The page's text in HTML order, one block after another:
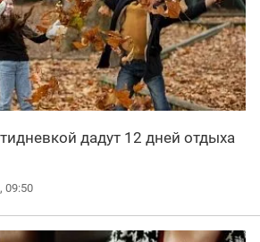
дадут 12 дней отдыха
09:50